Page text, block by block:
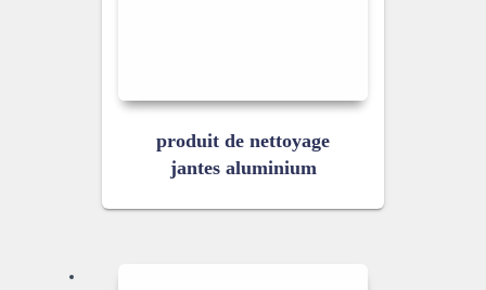
produit de nettoyage
jantes aluminium